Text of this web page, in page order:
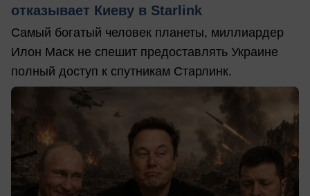
отказывает Киеву в Starlink
Самый богатый человек планеты, миллиардер
Илон Маск не спешит предоставлять Украине
полный доступ к спутникам Старлинк.